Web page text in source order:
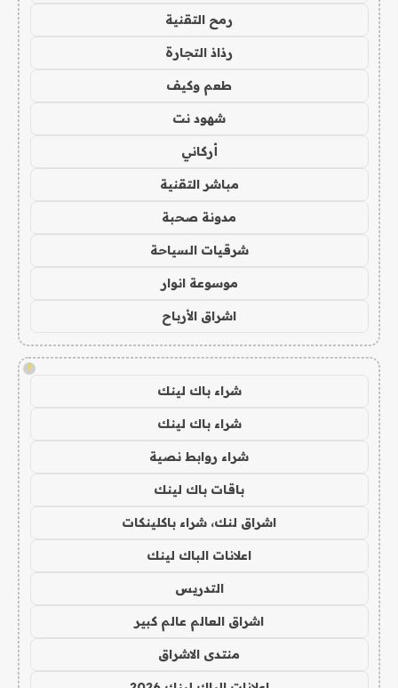
رمح التقنية
رذاذ التجارة
طعم وكيف
شهود نت
أركاني
مباشر التقنية
مدونة صحبة
شرقيات السياحة
موسوعة انوار
اشراق الأرباح
!
شراء باك لينك
شراء باك لينك
شراء روابط نصية
باقات باك لينك
اشراق لنك، شراء باكلينكات
اعلانات الباك لينك
التدريس
اشراق العالم عالم كبير
منتدى الاشراق